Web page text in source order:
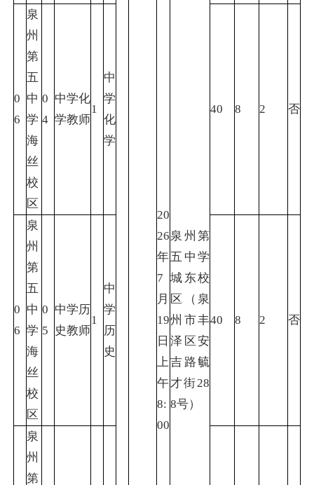
20
26
年
7
月
19
日
上
午
8:
00
泉州第
五中学
城东校
区（泉
州市丰
泽区安
吉路毓
才街28
8号）
0
6
泉
州
第
五
中
学
海
丝
校
区
0
4
中学化
学教师
1
中
学
化
学
40 8 2 否
0
6
泉
州
第
五
中
学
海
丝
校
区
0
5
中学历
史教师
1
中
学
历
史
40 8 2 否
泉
州
第